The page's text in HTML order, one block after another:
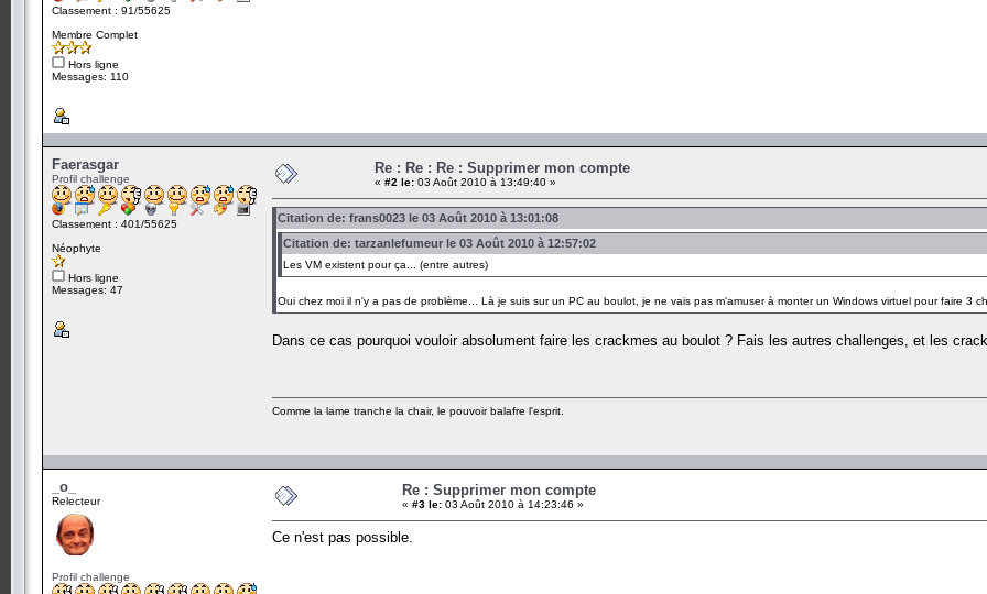
Classement : 91/55625
Membre Complet
Hors ligne
Messages: 110
Faerasgar
Profil challenge
Classement : 401/55625
Néophyte
Hors ligne
Messages: 47
Re : Re : Re : Supprimer mon compte
« #2 le: 03 Août 2010 à 13:49:40 »
Citation de: frans0023 le 03 Août 2010 à 13:01:08
Citation de: tarzanlefumeur le 03 Août 2010 à 12:57:02
Les VM existent pour ça... (entre autres)
Oui chez moi il n'y a pas de problème... Là je suis sur un PC au boulot, je ne vais pas m'amuser à monter un Windows virtuel pour faire 3
Dans ce cas pourquoi vouloir absolument faire les crackmes au boulot ? Fais les autres challenges, et les
Comme la lame tranche la chair, le pouvoir balafre l'esprit.
_o_
Relecteur
Profil challenge
Re : Supprimer mon compte
« #3 le: 03 Août 2010 à 14:23:46 »
Ce n'est pas possible.